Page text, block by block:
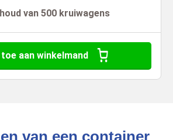
van 500 kruiwagens
aan winkelmand
van een container